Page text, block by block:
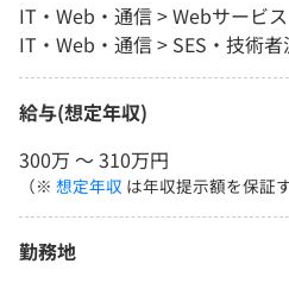
IT・Web・通信 > Webサービス
IT・Web・通信 > SES・技術
給与(想定年収)
300万 〜 310万円
（※ 想定年収 は年収提示額を保証
勤務地